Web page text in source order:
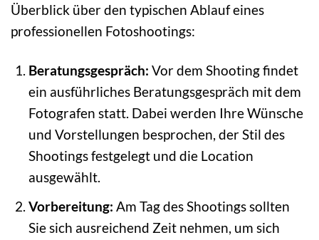
Überblick über den typischen Ablauf eines
professionellen Fotoshootings:
Beratungsgespräch: Vor dem Shooting findet
ein ausführliches Beratungsgespräch mit dem
Fotografen statt. Dabei werden Ihre Wünsche
und Vorstellungen besprochen, der Stil des
Shootings festgelegt und die Location
ausgewählt.
Vorbereitung: Am Tag des Shootings sollten
Sie sich ausreichend Zeit nehmen, um sich